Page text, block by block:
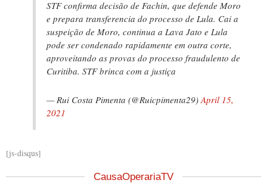
STF confirma decisão de Fachin, que defende Moro
e prepara transferencia do processo de Lula. Cai a
suspeição de Moro, continua a Lava Jato e Lula
pode ser condenado rapidamente em outra corte,
aproveitando as provas do processo fraudulento de
Curitiba. STF brinca com a justiça
— Rui Costa Pimenta (@Ruicpimenta29)April 15,
2021
[js-disqus]
CausaOperariaTV